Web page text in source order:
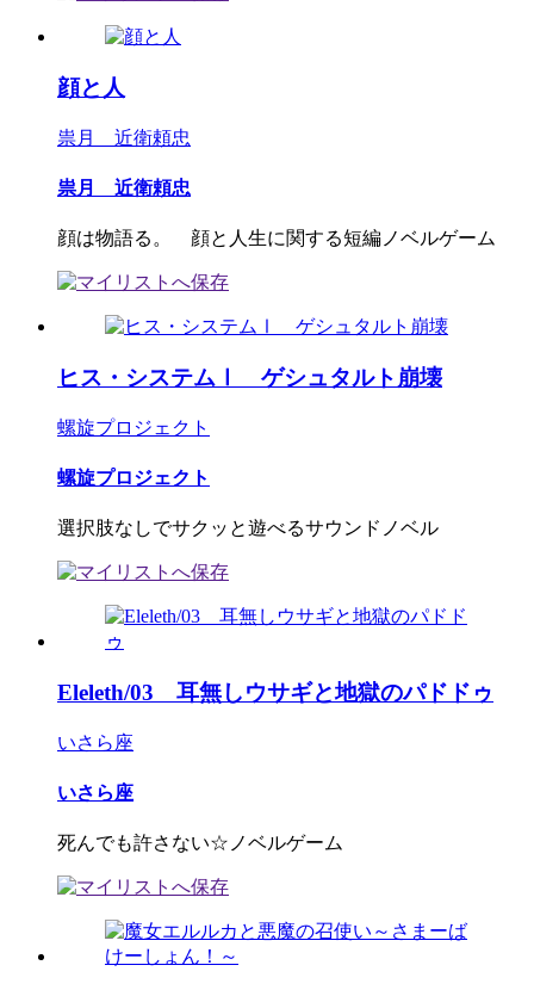
顔と人
祟月 近衛頼忠
祟月 近衛頼忠
顔は物語る。 顔と人生に関する短編ノベルゲーム
ヒス・システムⅠ ゲシュタルト崩壊
螺旋プロジェクト
螺旋プロジェクト
選択肢なしでサクッと遊べるサウンドノベル
Eleleth/03 耳無しウサギと地獄のパドドゥ
いさら座
いさら座
死んでも許さない☆ノベルゲーム